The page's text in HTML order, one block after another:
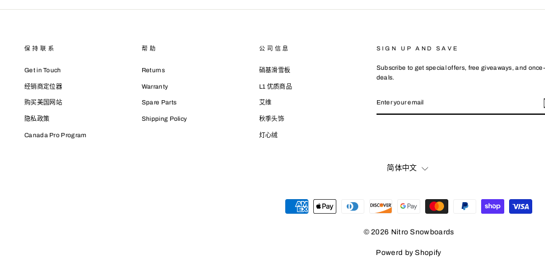
保持联系
Get in Touch
经销商定位器
购买美国网站
隐私政策
Canada Pro Program
帮助
Returns
Warranty
Spare Parts
Shipping Policy
公司信息
硝基滑雪板
L1 优质商品
艾维
秋季头饰
灯心绒
SIGN UP AND SAVE
Subscribe to get special offers, free giveaways, and
deals.
YOUR
LANGUAGE
简体中文
© 2026 Nitro Snowboards
Powerd by Shopify